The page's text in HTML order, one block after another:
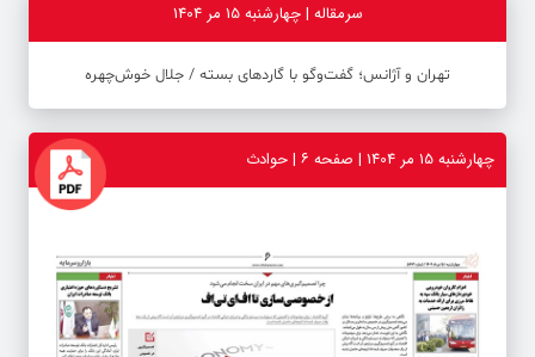
سرمقاله | چهارشنبه 15 مر 1404
تهران و آژانس؛ گفت‌وگو با گاردهای بسته / جلال خوش‌چهره
چهارشنبه 15 مر 1404 | صفحه ۶ | حوادث